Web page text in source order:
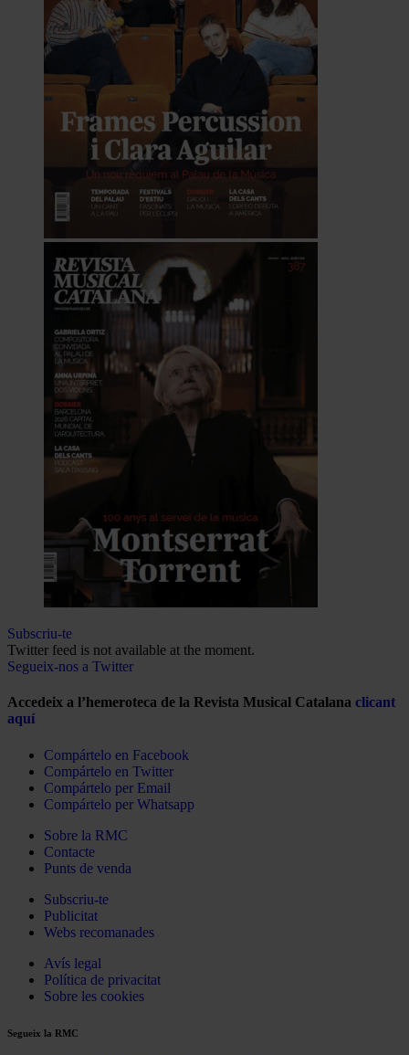
Subscriu-te
Twitter feed is not available at the moment.
Segueix-nos a Twitter
Accedeix a l’hemeroteca de la Revista Musical Catalana clicant
aquí
Compártelo en Facebook
Compártelo en Twitter
Compártelo per Email
Compártelo per Whatsapp
Sobre la RMC
Contacte
Punts de venda
Subscriu-te
Publicitat
Webs recomanades
Avís legal
Política de privacitat
Sobre les cookies
Segueix la RMC